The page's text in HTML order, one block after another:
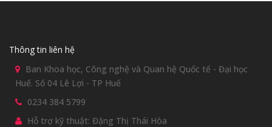
Thông tin liên hệ
Ban Khoa học, Công nghệ và Quan hệ Quốc tế - Đại học
Huế. Số 04 Lê Lợi - TP Huế
0234 384 5799
Hỗ trợ kỹ thuật: Đặng Thị Thái Hòa